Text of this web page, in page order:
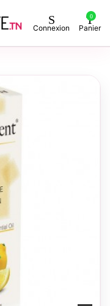
Connexion
0
Panier